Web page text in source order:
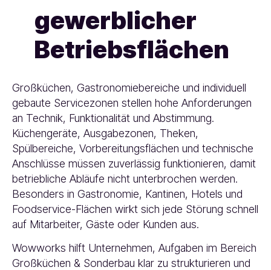
gewerblicher
Betriebsflächen
Großküchen, Gastronomiebereiche und individuell
gebaute Servicezonen stellen hohe Anforderungen
an Technik, Funktionalität und Abstimmung.
Küchengeräte, Ausgabezonen, Theken,
Spülbereiche, Vorbereitungsflächen und technische
Anschlüsse müssen zuverlässig funktionieren, damit
betriebliche Abläufe nicht unterbrochen werden.
Besonders in Gastronomie, Kantinen, Hotels und
Foodservice-Flächen wirkt sich jede Störung schnell
auf Mitarbeiter, Gäste oder Kunden aus.
Wowworks hilft Unternehmen, Aufgaben im Bereich
Großküchen & Sonderbau klar zu strukturieren und